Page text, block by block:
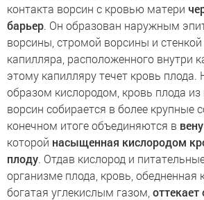
контакта ворсин с кровью матери
барьер. Он образован наружным
ворсины, стромой ворсины и
капилляра, расположенного внутри
этому капилляру течет кровь
образом кислородом, кровь плода из
ворсин собирается в более крупные
конечном итоге объединяются в
которой насыщенная кислородом
плоду. Отдав кислород и
организме плода, кровь, обедненная
богатая углекислым газом,